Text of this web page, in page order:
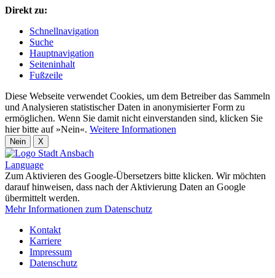
Direkt zu:
Schnellnavigation
Suche
Hauptnavigation
Seiteninhalt
Fußzeile
Diese Webseite verwendet Cookies, um dem Betreiber das Sammeln
und Analysieren statistischer Daten in anonymisierter Form zu
ermöglichen. Wenn Sie damit nicht einverstanden sind, klicken Sie
hier bitte auf »Nein«. Weitere Informationen
Nein X
Language
Zum Aktivieren des Google-Übersetzers bitte klicken. Wir möchten
darauf hinweisen, dass nach der Aktivierung Daten an Google
übermittelt werden.
Mehr Informationen zum Datenschutz
Kontakt
Karriere
Impressum
Datenschutz